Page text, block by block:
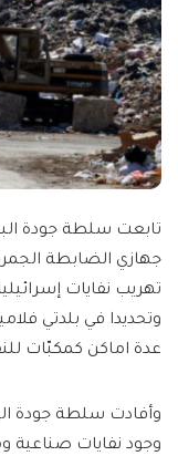
تابعت سلطة جودة
جهازي الضابطة
تهريب نفايات
وتحديدا في بلدتي
عدة اماكن كمكبّات
وأفادت سلطة جودة
وجود نفايات